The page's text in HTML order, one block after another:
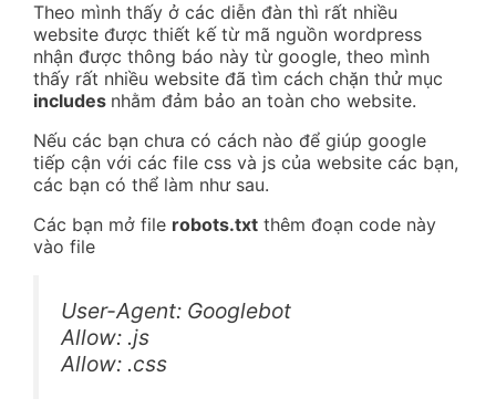
Theo mình thấy ở các diễn đàn thì rất nhiều
website được thiết kế từ mã nguồn wordpress
nhận được thông báo này từ google, theo mình
thấy rất nhiều website đã tìm cách chặn thử mục
includes nhằm đảm bảo an toàn cho website.
Nếu các bạn chưa có cách nào để giúp google
tiếp cận với các file css và js của website các bạn,
các bạn có thể làm như sau.
Các bạn mở file robots.txt thêm đoạn code này
vào file
User-Agent: Googlebot
Allow: .js
Allow: .css